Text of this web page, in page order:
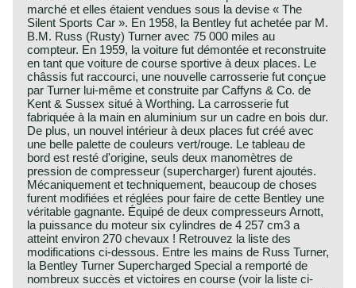
marché et elles étaient vendues sous la devise « The
Silent Sports Car ». En 1958, la Bentley fut achetée par M.
B.M. Russ (Rusty) Turner avec 75 000 miles au
compteur. En 1959, la voiture fut démontée et reconstruite
en tant que voiture de course sportive à deux places. Le
châssis fut raccourci, une nouvelle carrosserie fut conçue
par Turner lui-même et construite par Caffyns & Co. de
Kent & Sussex situé à Worthing. La carrosserie fut
fabriquée à la main en aluminium sur un cadre en bois dur.
De plus, un nouvel intérieur à deux places fut créé avec
une belle palette de couleurs vert/rouge. Le tableau de
bord est resté d'origine, seuls deux manomètres de
pression de compresseur (supercharger) furent ajoutés.
Mécaniquement et techniquement, beaucoup de choses
furent modifiées et réglées pour faire de cette Bentley une
véritable gagnante. Équipé de deux compresseurs Arnott,
la puissance du moteur six cylindres de 4 257 cm3 a
atteint environ 270 chevaux ! Retrouvez la liste des
modifications ci-dessous. Entre les mains de Russ Turner,
la Bentley Turner Supercharged Special a remporté de
nombreux succès et victoires en course (voir la liste ci-